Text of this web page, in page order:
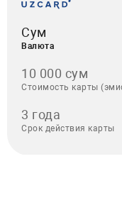
Сум
Валюта
10 000 сум
Стоимость карты
3 года
Срок действия карты